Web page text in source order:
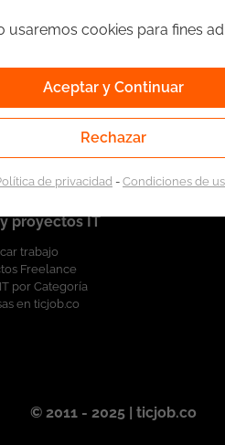
de Empleo. Autorizado por la
Empleo según Resolución No.
proyectos IT
trabajo
Freelance
por Categoría
en ticjob.co
© 2011 - 2025 | ticjob.co
usaremos cookies para fines
Aceptar y Continuar
Rechazar
de privacidad -Condiciones de